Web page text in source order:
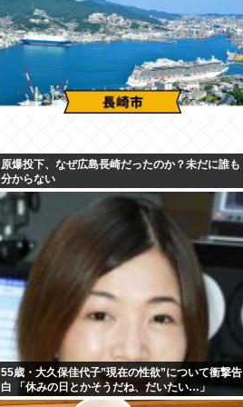
原爆投下、なぜ広島長崎だったのか？未だに誰も
分からない
55歳・大久保佳代子”現在の性欲”について衝撃告
白 「休みの日とかそうだね、だいたい…」